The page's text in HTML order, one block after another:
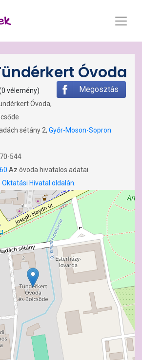
Óvoda
Megosztás
vélemény)
Óvoda,
sétány 2, Győr-Moson-Sopron
544
Az óvoda hivatalos adatai
Oktatási Hivatal oldalán